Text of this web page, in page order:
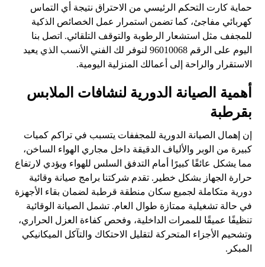
حماية كارت التحكم الرئيسي من الاحتراق نتيجة أي التماس
كهربائي مفاجئ، كما تضمن استمرار عمل الخصائص الذكية
للمجفف مثل استشعار الرطوبة والتوقف التلقائي. اتصل بنا
اليوم على الرقم 96010068 لنوفر لك الفني الأنسب الذي يعيد
الاستقرار والراحة إلى أعمالك المنزلية اليومية.
أهمية الصيانة الدورية لنشافات الملابس
بقرطبة
إن إهمال الصيانة الدورية للمجففات يتسبب في تراكم كميات
كبيرة من الوبر والألياف الدقيقة داخل مجاري الهواء الساخن،
مما يشكل عائقًا كبيرًا أمام التدفق السلس للهواء ويؤدي لارتفاع
حرارة الجهاز بشكل خطير. تقدم شركتنا برامج صيانة وقائية
دورية متكاملة لجميع سكان منطقة قرطبة لضمان بقاء الأجهزة
في حالة تشغيلية ممتازة طوال العام. تشمل الصيانة الوقائية
تنظيفًا عميقًا للممرات الداخلية، وفحص كفاءة العزل الحراري،
وتشحيم الأجزاء المتحركة لتقليل الاحتكاك والتآكل الميكانيكي
المبكر.